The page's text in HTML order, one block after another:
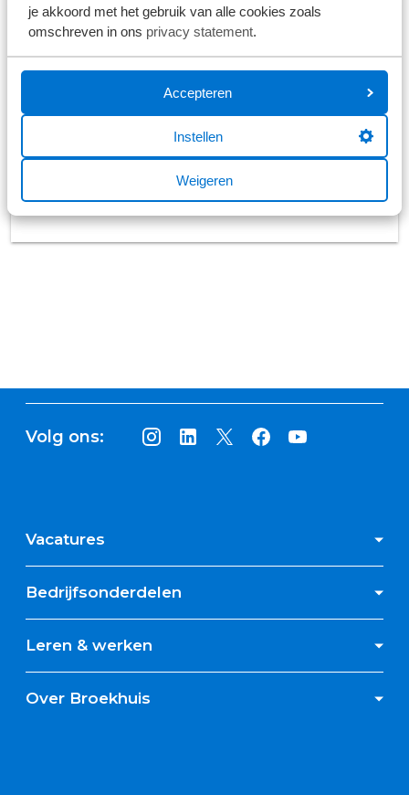
je akkoord met het gebruik van alle cookies zoals
omschreven in ons privacy statement.
Accepteren
Instellen
Weigeren
Zit er geen vacature bij voor jou?
We zoeken graag met je mee naar een
Stuur jouw open sollicitatie
Volg ons:
Vacatures
Bedrijfsonderdelen
Leren & werken
Over Broekhuis